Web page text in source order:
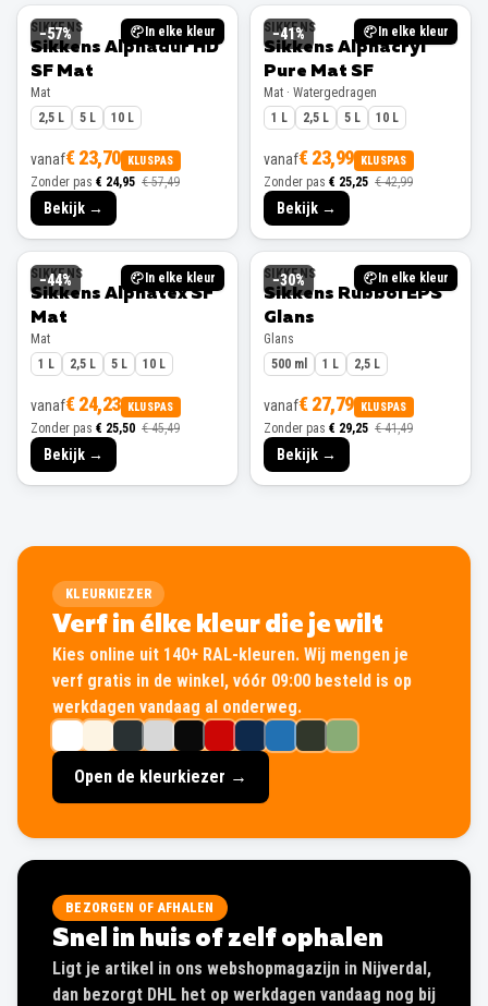
−57% In elke kleur
SIKKENS
Sikkens Alphadur HD
SF Mat
Mat
2,5 L
5 L 10 L
vanaf€ 23,70 KLUSPAS
Zonder pas € 24,95 € 57,49
Bekijk →
−41% In elke kleur
SIKKENS
Sikkens Alphacryl
Pure Mat SF
Mat · Watergedragen
1 L
2,5 L 5 L 10 L
vanaf€ 23,99 KLUSPAS
Zonder pas € 25,25 € 42,99
Bekijk →
−44% In elke kleur
SIKKENS
Sikkens Alphatex SF
Mat
Mat
1 L
2,5 L 5 L 10 L
vanaf€ 24,23 KLUSPAS
Zonder pas € 25,50 € 45,49
Bekijk →
−30% In elke kleur
SIKKENS
Sikkens Rubbol EPS
Glans
Glans
500 ml
1 L 2,5 L
vanaf€ 27,79 KLUSPAS
Zonder pas € 29,25 € 41,49
Bekijk →
KLEURKIEZER
Verf in élke kleur die je wilt
Kies online uit 140+ RAL-kleuren. Wij mengen je
verf gratis in de winkel, vóór 09:00 besteld is op
werkdagen vandaag al onderweg.
Open de kleurkiezer →
BEZORGEN OF AFHALEN
Snel in huis of zelf ophalen
Ligt je artikel in ons webshopmagazijn in Nijverdal,
dan bezorgt DHL het op werkdagen vandaag nog bij